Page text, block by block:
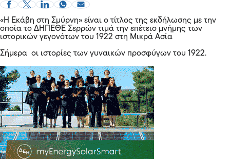
«Η Εκάβη στη Σμύρνη» είναι ο τίτλος της εκδήλωσης με την
οποία το ΔΗΠΕΘΕ Σερρών τιμά την επέτειο μνήμης των
ιστορικών γεγονότων του 1922 στη Μικρά Ασία
Σήμερα οι ιστορίες των γυναικών προσφύγων του 1922.